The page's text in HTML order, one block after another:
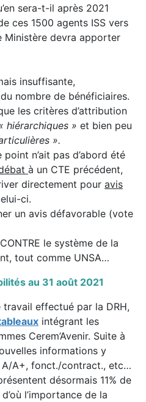
sera-t-il après 2021
ces 1500 agents ISS vers
Ministère devra apporter
insuffisante,
nombre de bénéficiaires.
les critères d’attribution
hiérarchiques » et bien peu
».
n’ait pas d’abord été
à un CTE précédent,
directement pour avis
ci.
un avis défavorable (vote
le système de la
tout comme UNSA…
au 31 août 2021
travail effectué par la DRH,
intégrant les
Cerem’Avenir. Suite à
informations y
A+, fonct./contract., etc…
désormais 11% de
l’importance de la